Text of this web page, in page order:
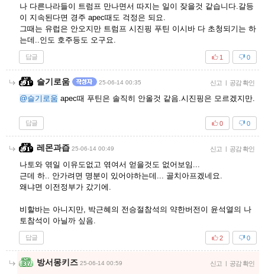
나 다른나라들이 트럼프 만나면서 따지는 일이 잦을것 같습니다.갈등
이 지속된다면 경주 apec때도 걱정은 되요.
그때는 유럽은 안오지만 트럼프 시진핑 푸틴 이시바 다 초청되기는 하
는데..인도 호주등도 오구요.
답글 0
1
슬기로움 25-06-14 00:35 신고 공감 확인
@슬기로움 apec때 푸틴은 솔직히 안올것 같음.시진핑은 모르겠지만.
답글 0
0
레몬과즙 25-06-14 00:49 신고 공감 확인
나토와 엮일 이유도없고 엮여서 얻을것도 없어보임...
근데 하.. 안가려면 명분이 있어야하는데... 골치아프겠네요.
왜냐면 이전정부가 갔기에.
비할바는 아니지만, 박근혜의 전승절참석의 약한버전이 윤석열의 나
토참석이 아닐까 싶음.
답글 0
2
방서몽키즈 25-06-14 00:59 신고 공감 확인